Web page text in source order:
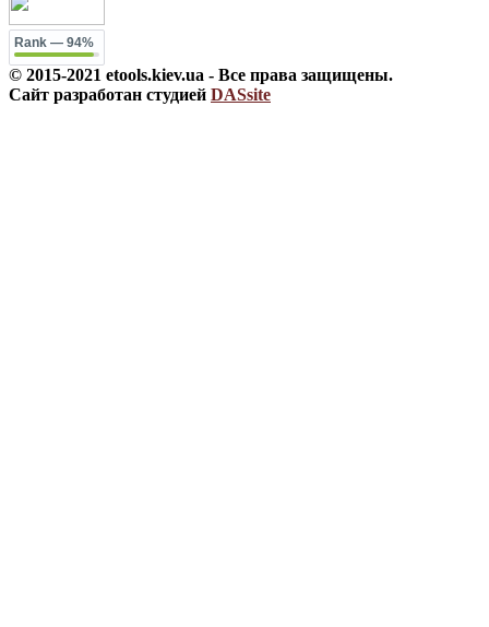
Rank — 94%
© 2015-2021 etools.kiev.ua - Все права защищены.
Сайт разработан студией DASsite